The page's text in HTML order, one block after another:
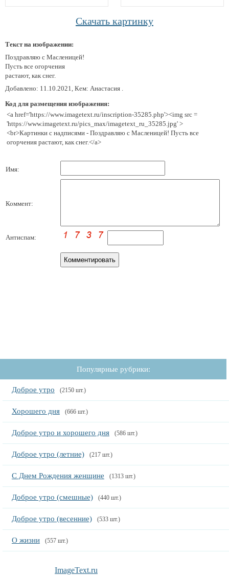
Скачать картинку
Текст на изображении:
Поздравляю с Масленицей!
Пусть все огорчения
растают, как снег.
Добавлено: 11.10.2021, Кем: Анастасия .
Код для размещения изображения:
<a href='https://www.imagetext.ru/inscription-35285.php'><img src =
'https://www.imagetext.ru/pics_max/imagetext_ru_35285.jpg' >
<br>Картинки с надписями - Поздравляю с Масленицей! Пусть все
огорчения растают, как снег.</a>
Имя:
Коммент:
Антиспам:
Популярные рубрики:
Доброе утро (2150 шт.)
Хорошего дня (666 шт.)
Доброе утро и хорошего дня (586 шт.)
Доброе утро (летние) (217 шт.)
С Днем Рождения женщине (1313 шт.)
Доброе утро (смешные) (440 шт.)
Доброе утро (весенние) (533 шт.)
О жизни (557 шт.)
ImageText.ru